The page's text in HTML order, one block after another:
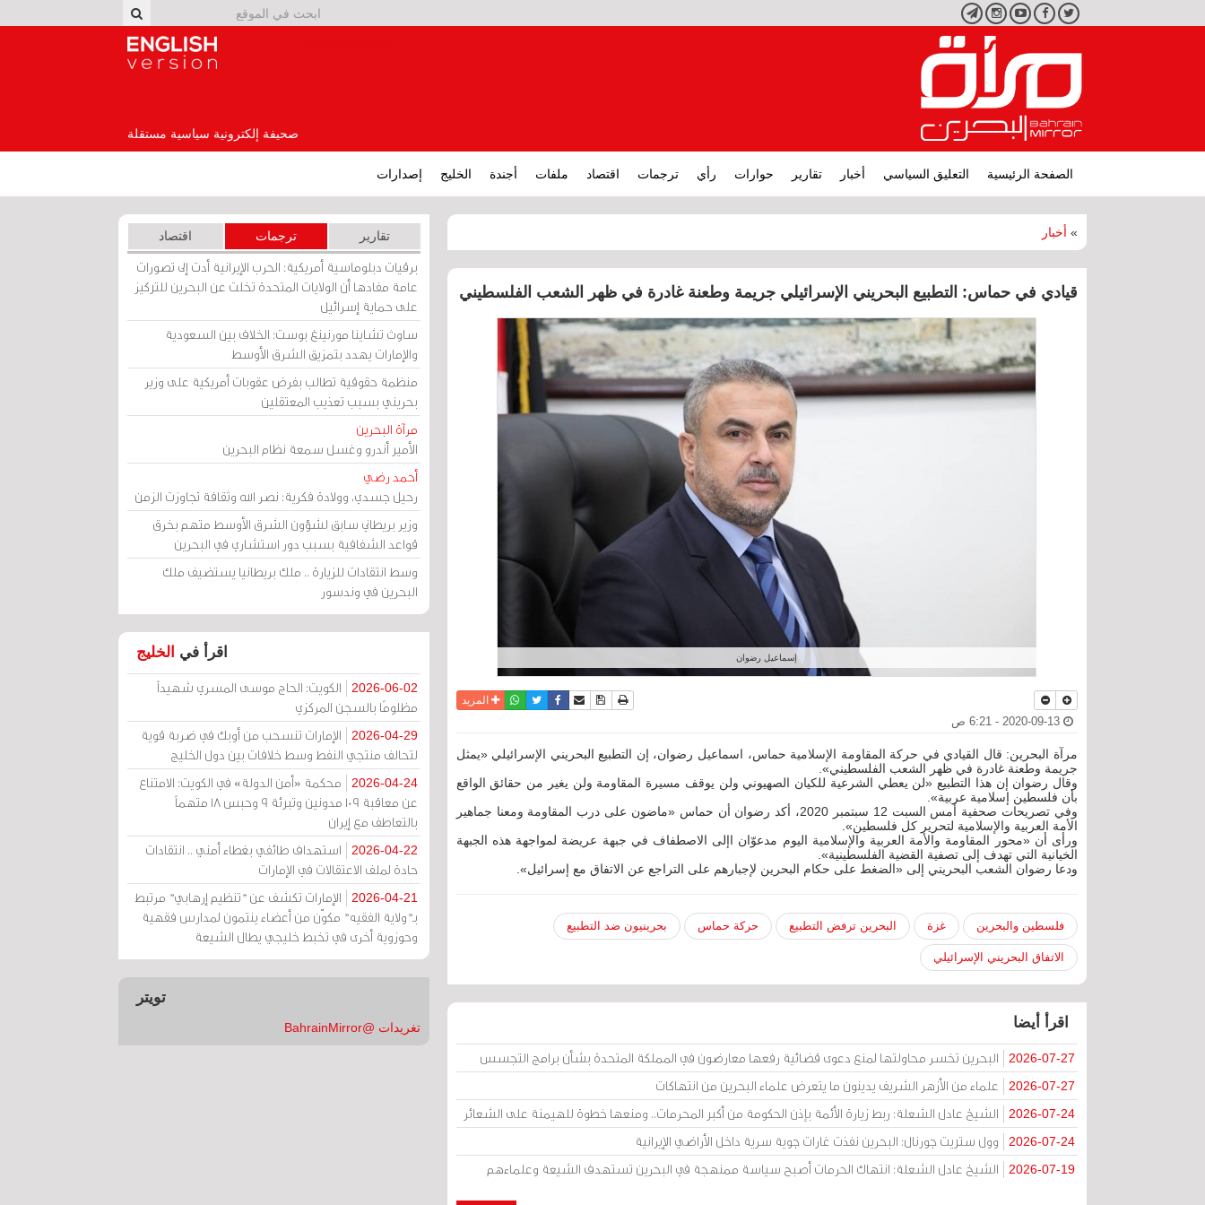
تويتر فيسبوكيوتيوبانستجرامتليجرام
صحيفة إلكترونية سياسية مستقلة
الصفحة الرئيسية التعليق السياسي أخبار تقارير حوارات رأي ترجمات اقتصاد ملفات أجندة الخليج إصدارات
» أخبار
قيادي في حماس: التطبيع البحريني الإسرائيلي جريمة وطعنة غادرة في ظهر الشعب الفلسطيني
إسماعيل رضوان
نسخة للطباعة
حفظ الموضوع
أرسل الى صديق
فيسبوكتويترواتسابالمزيد
مرآة البحرين: قال القيادي في حركة المقاومة الإسلامية حماس، اسماعيل رضوان، إن التطبيع البحريني الإسرائيلي «يمثل
جريمة وطعنة غادرة في ظهر الشعب الفلسطيني».
وقال رضوان إن هذا التطبيع «لن يعطي الشرعية للكيان الصهيوني ولن يوقف مسيرة المقاومة ولن يغير من حقائق الواقع
بأن فلسطين إسلامية عربية».
وفي تصريحات صحفية أمس السبت 12 سبتمبر 2020، أكد رضوان أن حماس «ماضون على درب المقاومة ومعنا جماهير
الأمة العربية والإسلامية لتحرير كل فلسطين».
ورأى أن «محور المقاومة والأمة العربية والإسلامية اليوم مدعوّان اإلى الاصطفاف في جبهة عريضة لمواجهة هذه الجبهة
الخيانية التي تهدف إلى تصفية القضية الفلسطينية».
ودعا رضوان الشعب البحريني إلى «الضغط على حكام البحرين لإجبارهم على التراجع عن الاتفاق مع إسرائيل».
فلسطين والبحرين غزة البحرين ترفض التطبيع حركة حماس بحرينيون ضد التطبيع
الاتفاق البحريني الإسرائيلي
اقرأ أيضا
2026-07-27 البحرين تخسر محاولتها لمنع دعوى قضائية رفعها معارضون في المملكة المتحدة بشأن برامج التجسس
2026-07-27 علماء من الأزهر الشريف يدينون ما يتعرض علماء البحرين من انتهاكات
2026-07-24 الشيخ عادل الشعلة: ربط زيارة الأئمة بإذن الحكومة من أكبر المحرمات.. ومنعها خطوة للهيمنة على الشعائر
2026-07-24 وول ستريت جورنال: البحرين نفذت غارات جوية سرية داخل الأراضي الإيرانية
2026-07-19 الشيخ عادل الشعلة: انتهاك الحرمات أصبح سياسة ممنهجة في البحرين تستهدف الشيعة وعلماءهم
تقارير ترجمات اقتصاد
برقيات دبلوماسية أمريكية: الحرب الإيرانية أدت إلى تصورات
عامة مفادها أن الولايات المتحدة تخلت عن البحرين للتركيز
على حماية إسرائيل
ساوث تشاينا مورنينغ بوست: الخلاف بين السعودية
والإمارات يهدد بتمزيق الشرق الأوسط
منظمة حقوقية تطالب بفرض عقوبات أمريكية على وزير
بحريني بسبب تعذيب المعتقلين
مرآة البحرين
الأمير أندرو وغسل سمعة نظام البحرين
أحمد رضي
رحيل جسدي، وولادة فكرية: نصر الله وثقافة تجاوزت الزمن
وزير بريطاني سابق لشؤون الشرق الأوسط متهم بخرق
قواعد الشفافية بسبب دور استشاري في البحرين
وسط انتقادات للزيارة .. ملك بريطانيا يستضيف ملك
البحرين في وندسور
اقرأ في الخليج
2026-06-02
الكويت: الحاج موسى المسري شهيداً
مظلومًا بالسجن المركزي
2026-04-29
الإمارات تنسحب من أوبك في ضربة قوية
لتحالف منتجي النفط وسط خلافات بين دول الخليج
2026-04-24
محكمة «أمن الدولة» في الكويت: الامتناع
عن معاقبة 109 مدونين وتبرئة 9 وحبس 18 متهماً
بالتعاطف مع إيران
2026-04-22
استهداف طائفي بغطاء أمني .. انتقادات
حادة لملف الاعتقالات في الإمارات
2026-04-21
الإمارات تكشف عن "تنظيم إرهابي" مرتبط
بـ"ولاية الفقيه" مكوّن من أعضاء ينتمون لمدارس فقهية
وحوزوية أخرى في تخبط خليجي يطال الشيعة
تويتر
تغريدات @BahrainMirror